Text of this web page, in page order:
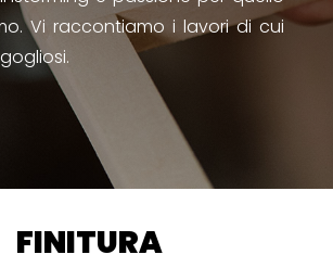
Vi raccontiamo i lavori di cui
FINITURA